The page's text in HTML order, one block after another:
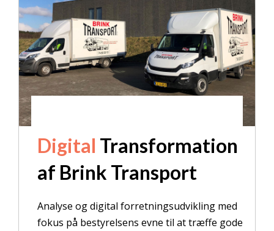
Digital Transformation
af Brink Transport
Analyse og digital forretningsudvikling med
fokus på bestyrelsens evne til at træffe gode